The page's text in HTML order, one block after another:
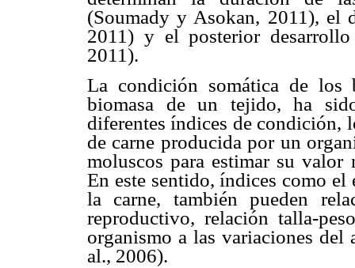
(Soumady y Asokan, 2011), el
2011) y el posterior
2011).
La condición somática de los
biomasa de un tejido, ha
diferentes índices de condición,
de carne producida por un
moluscos para estimar su
En este sentido, índices como
la carne, también pueden
reproductivo, relación talla-
organismo a las variaciones
al., 2006).